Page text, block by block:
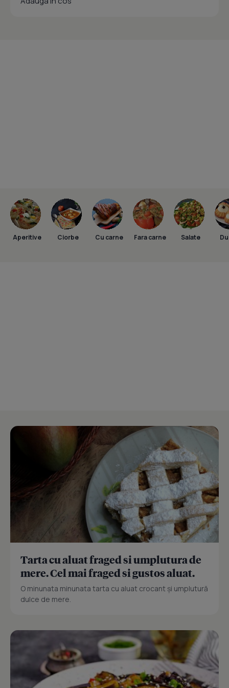
Aperitive Ciorbe Cu carne Fara carne Salate
Tarta cu aluat fraged si umplutura de
mere. Cel mai fraged si gustos aluat.
O minunata minunata tarta cu aluat crocant și umplutură
dulce de mere.